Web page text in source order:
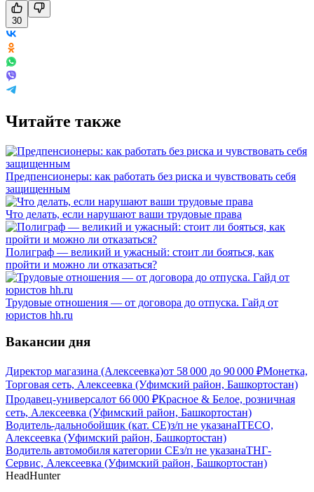
30
Читайте также
Предпенсионеры: как работать без риска и чувствовать себя
защищенным
Что делать, если нарушают ваши трудовые права
Полиграф — великий и ужасный: стоит ли бояться, как
пройти и можно ли отказаться?
Трудовые отношения — от договора до отпуска. Гайд от
юристов hh.ru
Вакансии дня
Директор магазина (Алексеевка)от 58 000 до 90 000 ₽Монетка,
Торговая сеть, Алексеевка (Уфимский район, Башкортостан)
Продавец-универсалот 66 000 ₽Красное & Белое, розничная
сеть, Алексеевка (Уфимский район, Башкортостан)
Водитель-дальнобойщик (кат. CE)з/п не указанаITECO,
Алексеевка (Уфимский район, Башкортостан)
Водитель автомобиля категории CЕз/п не указанаТНГ-
Сервис, Алексеевка (Уфимский район, Башкортостан)
HeadHunter